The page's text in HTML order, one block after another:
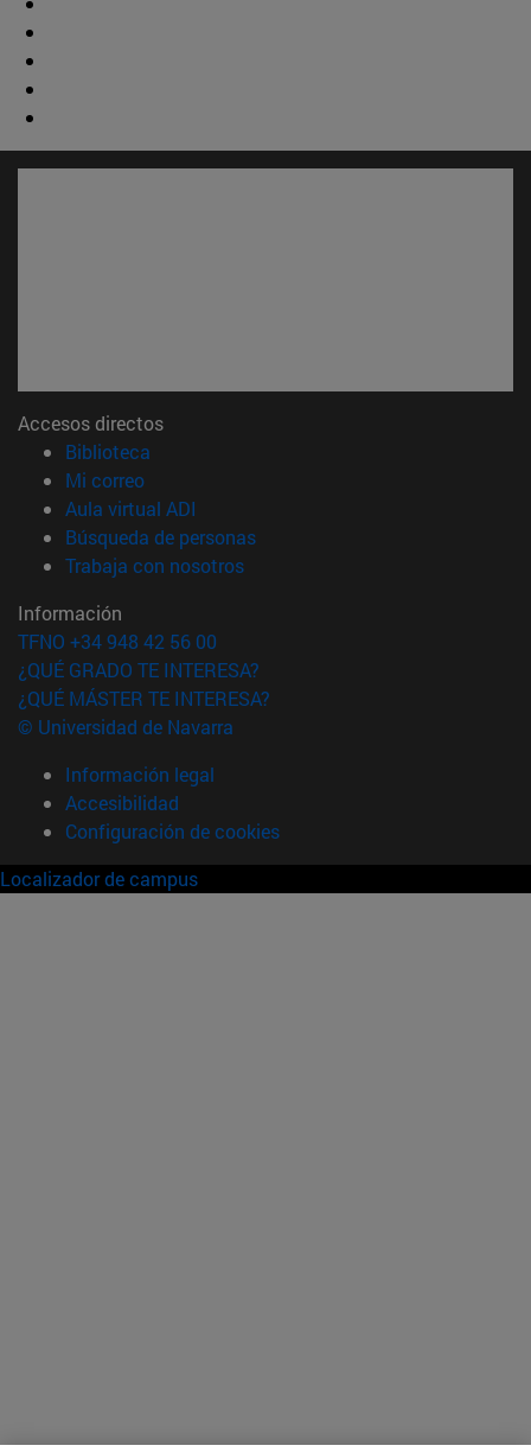
Accesos directos
Biblioteca
Mi correo(abre en nueva ventana)
Aula virtual ADI
Búsqueda de personas(abre en nueva ventana)
Trabaja con nosotros(abre en nueva ventana)
Información
TFNO +34 948 42 56 00
¿QUÉ GRADO TE INTERESA?
¿QUÉ MÁSTER TE INTERESA?
© Universidad de Navarra
Información legal
Accesibilidad
Configuración de cookies
Localizador de campus